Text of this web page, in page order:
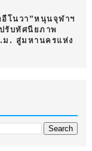
โนวา”หนุนจุฬาฯ
รับทัศนียภาพ
ม. สู่มหานครแห่ง